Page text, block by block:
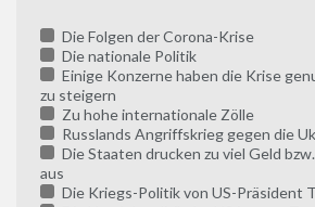
Die Folgen der Corona-Krise
Die nationale Politik
Einige Konzerne haben die Krise
zu steigern
Zu hohe internationale Zölle
Russlands Angriffskrieg gegen die
Die Staaten drucken zu viel Geld
aus
Die Kriegs-Politik von US-Präsident